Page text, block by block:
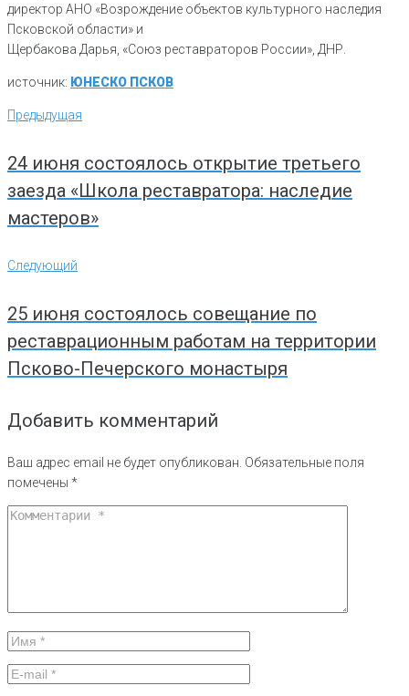
директор АНО «Возрождение объектов культурного наследия
Псковской области» и
Щербакова Дарья, «Союз реставраторов России», ДНР.
источник: ЮНЕСКО ПСКОВ
Навигация
по
Предыдущая
Предыдущая
24 июня состоялось открытие третьего
заезда «Школа реставратора: наследие
мастеров»
Следующий
Следующий
25 июня состоялось совещание по
реставрационным работам на территории
Псково-Печерского монастыря
Добавить комментарий
Ваш адрес email не будет опубликован. Обязательные поля
помечены *